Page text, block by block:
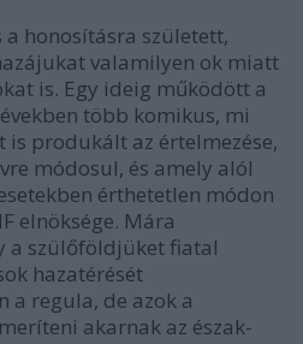
honosításra született,
valamilyen ok miatt
is. Egy ideig működött a
több komikus, mi
produkált az értelmezése,
módosul, és amely alól
érthetetlen módon
elnöksége. Mára
a szülőföldjüket fiatal
hazatérését
a regula, de azok a
akarnak az észak-